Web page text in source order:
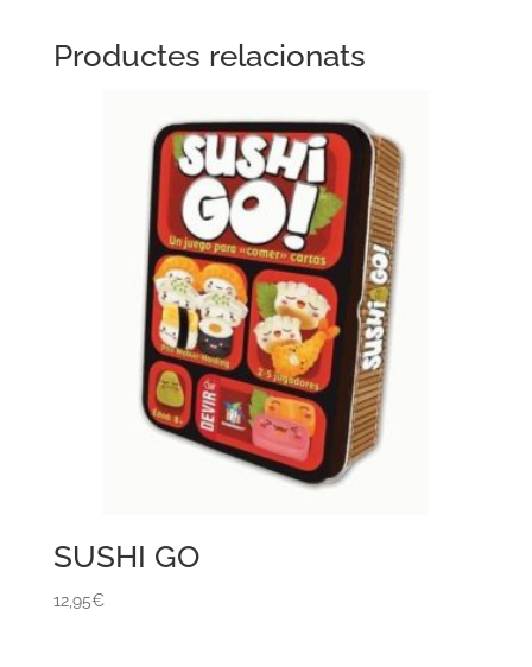
Productes relacionats
SUSHI GO
12,95€